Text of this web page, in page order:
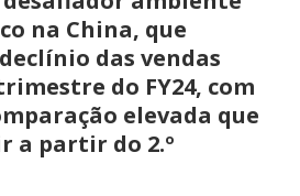
na China, que
das vendas
do FY24, com
elevada que
a partir do 2.º